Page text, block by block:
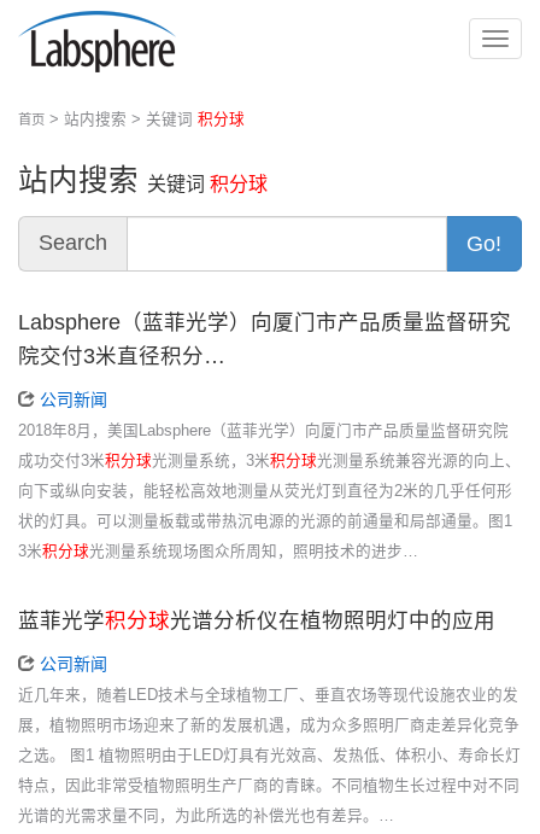
切
首页 > 站内搜索 > 关键词 积分球
站内搜索 关键词 积分球
Search Go!
Labsphere（蓝菲光学）向厦门市产品质量监督研究
院交付3米直径积分…
公司新闻
2018年8月，美国Labsphere（蓝菲光学）向厦门市产品质量监督研究院
成功交付3米积分球光测量系统，3米积分球光测量系统兼容光源的向上、
向下或纵向安装，能轻松高效地测量从荧光灯到直径为2米的几乎任何形
状的灯具。可以测量板载或带热沉电源的光源的前通量和局部通量。图1
3米积分球光测量系统现场图众所周知，照明技术的进步…
蓝菲光学积分球光谱分析仪在植物照明灯中的应用
公司新闻
近几年来，随着LED技术与全球植物工厂、垂直农场等现代设施农业的发
展，植物照明市场迎来了新的发展机遇，成为众多照明厂商走差异化竞争
之选。 图1 植物照明由于LED灯具有光效高、发热低、体积小、寿命长灯
特点，因此非常受植物照明生产厂商的青睐。不同植物生长过程中对不同
光谱的光需求量不同，为此所选的补偿光也有差异。…